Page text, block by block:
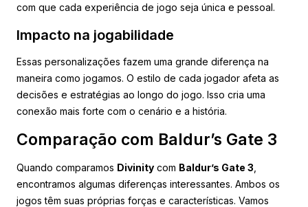
com que cada experiência de jogo seja única e pessoal.
Impacto na jogabilidade
Essas personalizações fazem uma grande diferença na
maneira como jogamos. O estilo de cada jogador afeta as
decisões e estratégias ao longo do jogo. Isso cria uma
conexão mais forte com o cenário e a história.
Comparação com Baldur’s Gate 3
Quando comparamos Divinity com Baldur’s Gate 3
encontramos algumas diferenças interessantes. Ambos os
jogos têm suas próprias forças e características. Vamos